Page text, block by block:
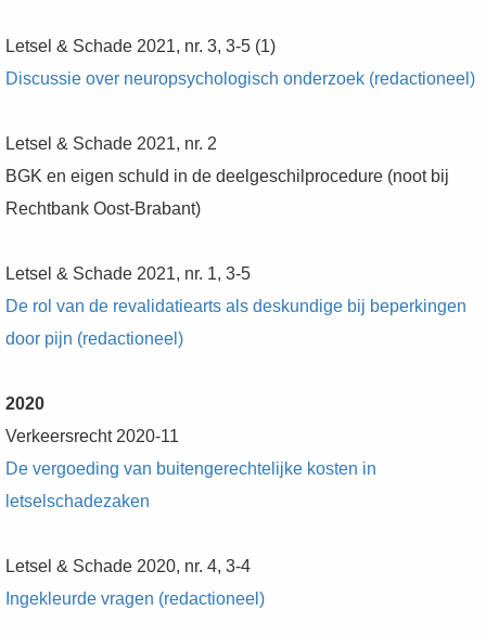
Letsel & Schade 2021, nr. 3, 3-5 (1)
Discussie over neuropsychologisch onderzoek (redactioneel)
Letsel & Schade 2021, nr. 2
BGK en eigen schuld in de deelgeschilprocedure (noot bij
Rechtbank Oost-Brabant)
Letsel & Schade 2021, nr. 1, 3-5
De rol van de revalidatiearts als deskundige bij beperkingen
door pijn (redactioneel)
2020
Verkeersrecht 2020-11
De vergoeding van buitengerechtelijke kosten in
letselschadezaken
Letsel & Schade 2020, nr. 4, 3-4
Ingekleurde vragen (redactioneel)